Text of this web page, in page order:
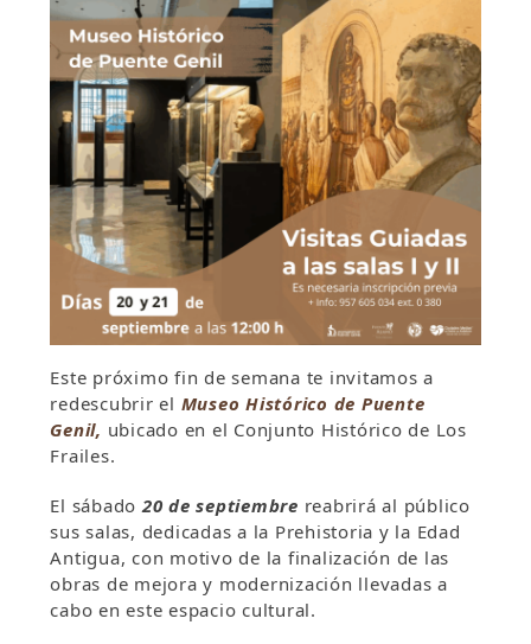
Este próximo fin de semana te invitamos a
redescubrir el Museo Histórico de Puente
Genil, ubicado en el Conjunto Histórico de Los
Frailes.
El sábado 20 de septiembre reabrirá al público
sus salas, dedicadas a la Prehistoria y la Edad
Antigua, con motivo de la finalización de las
obras de mejora y modernización llevadas a
cabo en este espacio cultural.